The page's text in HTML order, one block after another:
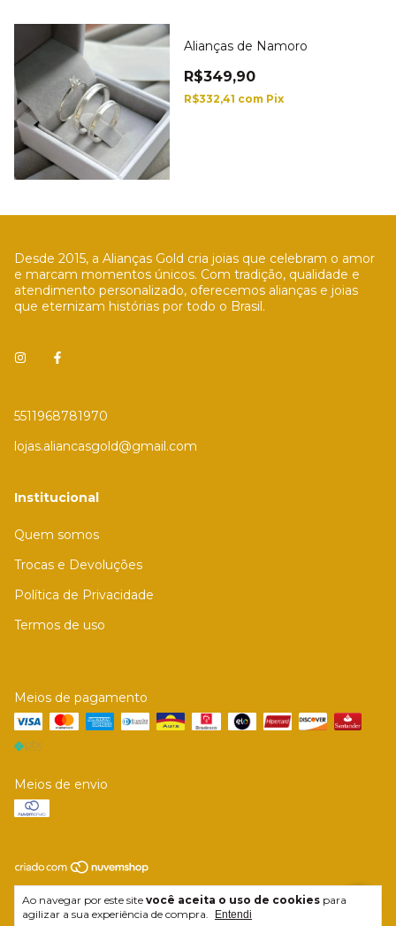
Ao navegar por este site você aceita o uso de cookies para
agilizar a sua experiência de compra.
Entendi
Alianças de Namoro
R$349,90
R$332,41 com Pix
Desde 2015, a Alianças Gold cria joias que celebram o amor
e marcam momentos únicos. Com tradição, qualidade e
atendimento personalizado, oferecemos alianças e joias
que eternizam histórias por todo o Brasil.
5511968781970
lojas.aliancasgold@gmail.com
Institucional
Quem somos
Trocas e Devoluções
Política de Privacidade
Termos de uso
Meios de pagamento
Meios de envio
Copyright Alianças Gold - 30977322000156 - 2026. Todos os direitos
reservados.